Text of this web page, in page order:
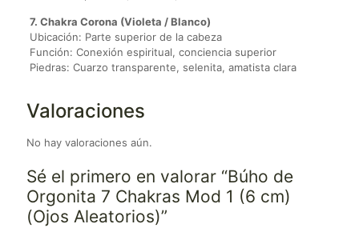
7. Chakra Corona (Violeta / Blanco)
Ubicación: Parte superior de la cabeza
Función: Conexión espiritual, conciencia superior
Piedras: Cuarzo transparente, selenita, amatista clara
Valoraciones
No hay valoraciones aún.
Sé el primero en valorar “Búho de
Orgonita 7 Chakras Mod 1 (6 cm)
(Ojos Aleatorios)”